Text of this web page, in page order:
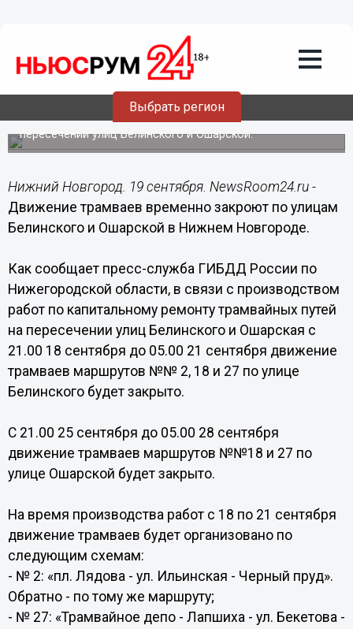
Выбрать регион
Движение трамваев временно
закроют по улицам Белинского и
Ошарской в Нижнем Новгороде
Движение будет закрыто в связи с производством
работ по капитальному ремонту трамвайных путей на
пересечении улиц Белинского и Ошарской.
Нижний Новгород. 19 сентября. NewsRoom24.ru -
Движение трамваев временно закроют по улицам
Белинского и Ошарской в Нижнем Новгороде.
Как сообщает пресс-служба ГИБДД России по
Нижегородской области, в связи с производством
работ по капитальному ремонту трамвайных путей
на пересечении улиц Белинского и Ошарская с
21.00 18 сентября до 05.00 21 сентября движение
трамваев маршрутов №№ 2, 18 и 27 по улице
Белинского будет закрыто.
С 21.00 25 сентября до 05.00 28 сентября
движение трамваев маршрутов №№18 и 27 по
улице Ошарской будет закрыто.
На время производства работ с 18 по 21 сентября
движение трамваев будет организовано по
следующим схемам:
- № 2: «пл. Лядова - ул. Ильинская - Черный пруд».
Обратно - по тому же маршруту;
- № 27: «Трамвайное депо - Лапшиха - ул. Бекетова -